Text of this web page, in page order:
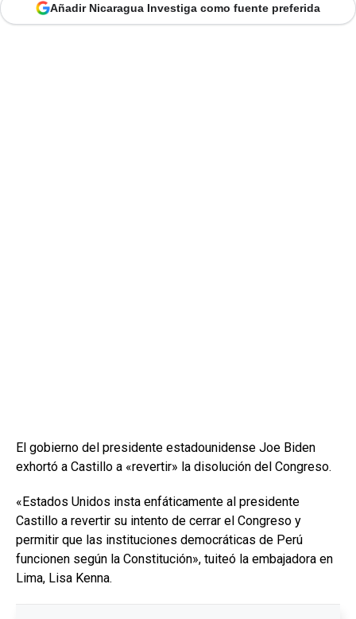
Añadir Nicaragua Investiga como fuente preferida
El gobierno del presidente estadounidense Joe Biden
exhortó a Castillo a «revertir» la disolución del Congreso.
«Estados Unidos insta enfáticamente al presidente
Castillo a revertir su intento de cerrar el Congreso y
permitir que las instituciones democráticas de Perú
funcionen según la Constitución», tuiteó la embajadora en
Lima, Lisa Kenna.